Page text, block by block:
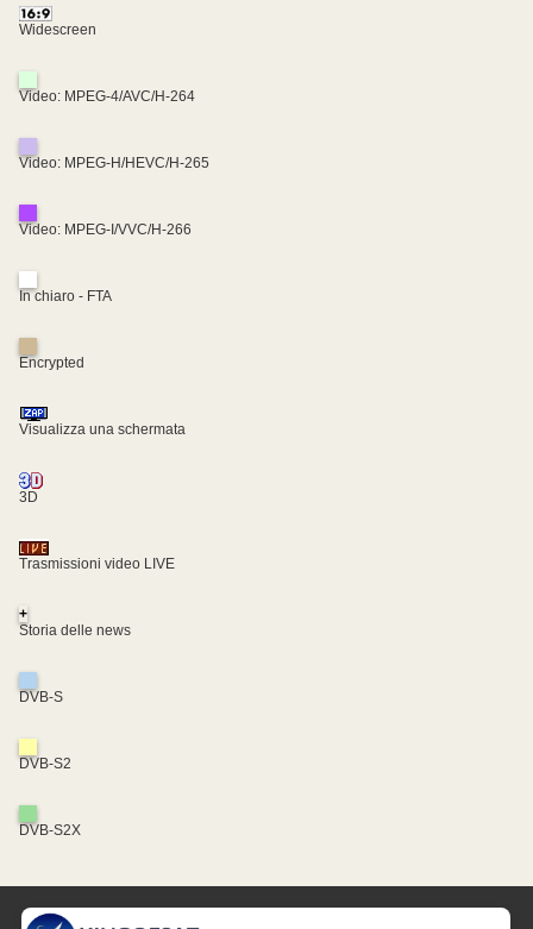
Widescreen
Video: MPEG-4/AVC/H-264
Video: MPEG-H/HEVC/H-265
Video: MPEG-I/VVC/H-266
In chiaro - FTA
Encrypted
Visualizza una schermata
3D
Trasmissioni video LIVE
+
Storia delle news
DVB-S
DVB-S2
DVB-S2X